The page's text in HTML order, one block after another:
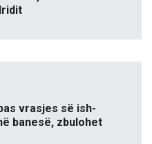
vrasjes së ish-
banesë, zbulohet